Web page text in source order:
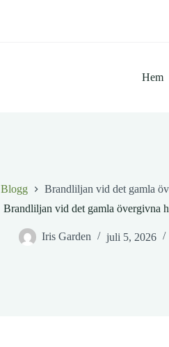
Hem
Blogg
Brandliljan vid det gamla
Brandliljan vid det gamla övergivna
Iris Garden juli 5, 2026